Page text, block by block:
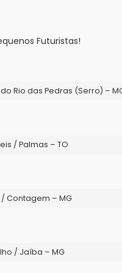
Futuristas!
Rio das Pedras (Serro) –
/ Palmas – TO
Contagem – MG
/ Jaíba – MG